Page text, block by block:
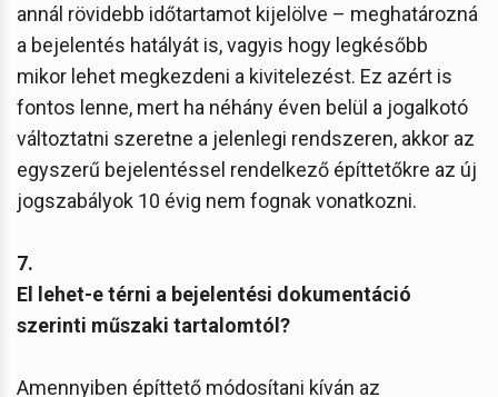
annál rövidebb időtartamot kijelölve – meghatározná
a bejelentés hatályát is, vagyis hogy legkésőbb
mikor lehet megkezdeni a kivitelezést. Ez azért is
fontos lenne, mert ha néhány éven belül a jogalkotó
változtatni szeretne a jelenlegi rendszeren, akkor az
egyszerű bejelentéssel rendelkező építtetőkre az új
jogszabályok 10 évig nem fognak vonatkozni.
7.
El lehet-e térni a bejelentési dokumentáció
szerinti műszaki tartalomtól?
Amennyiben építtető módosítani kíván az